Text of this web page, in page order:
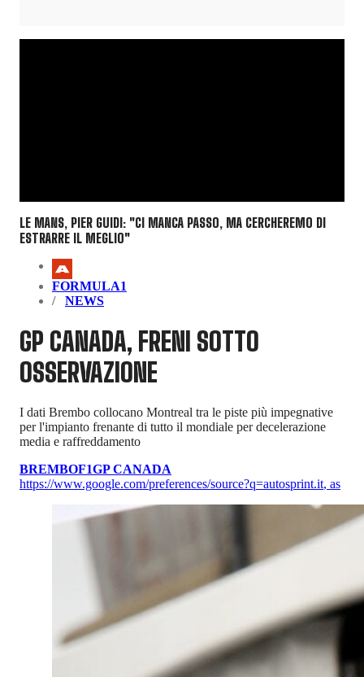
LE MANS, PIER GUIDI: "CI MANCA PASSO, MA CERCHEREMO DI
ESTRARRE IL MEGLIO"
FORMULA1
NEWS
GP CANADA, FRENI SOTTO
OSSERVAZIONE
I dati Brembo collocano Montreal tra le piste più impegnative
per l'impianto frenante di tutto il mondiale per decelerazione
media e raffreddamento
BREMBOF1GP CANADA
https://www.google.com/preferences/source?q=autosprint.it, as